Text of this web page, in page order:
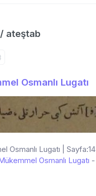
آتشتاب / ateştab
Osmanlı Lugatı
Osmanlı Lugatı | Sayfa:14
Osmanlı Lugatı -